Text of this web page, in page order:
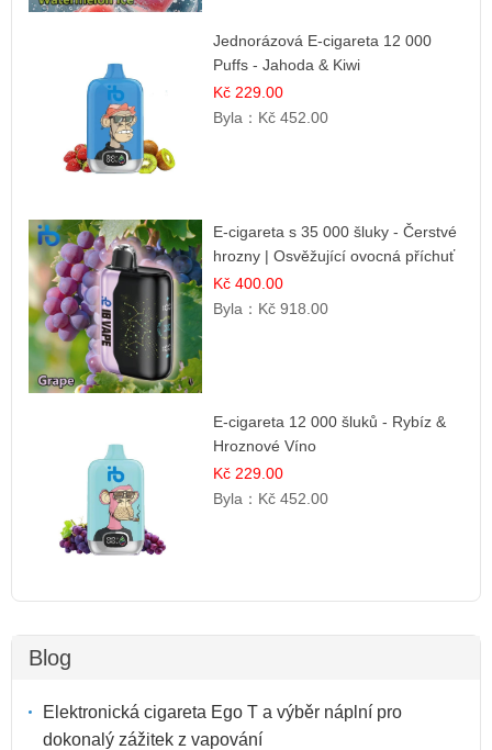
Jednorázová E-cigareta 12 000
Puffs - Jahoda & Kiwi
Kč 229.00
Byla： Kč 452.00
E-cigareta s 35 000 šluky - Čerstvé
hrozny | Osvěžující ovocná příchuť
Kč 400.00
Byla： Kč 918.00
E-cigareta 12 000 šluků - Rybíz &
Hroznové Víno
Kč 229.00
Byla： Kč 452.00
Blog
Elektronická cigareta Ego T a výběr náplní pro
dokonalý zážitek z vapování